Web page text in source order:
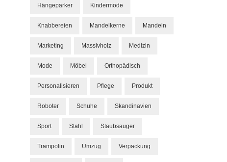
Hängeparker Kindermode
Knabbereien Mandelkerne Mandeln
Marketing Massivholz Medizin
Mode Möbel Orthopädisch
Personalisieren Pflege Produkt
Roboter Schuhe Skandinavien
Sport Stahl Staubsauger
Trampolin Umzug Verpackung